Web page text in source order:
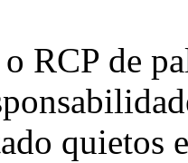
o RCP de
quietos